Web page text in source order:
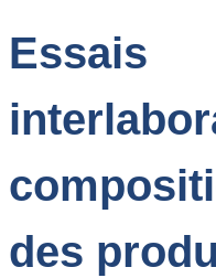
Essais
des